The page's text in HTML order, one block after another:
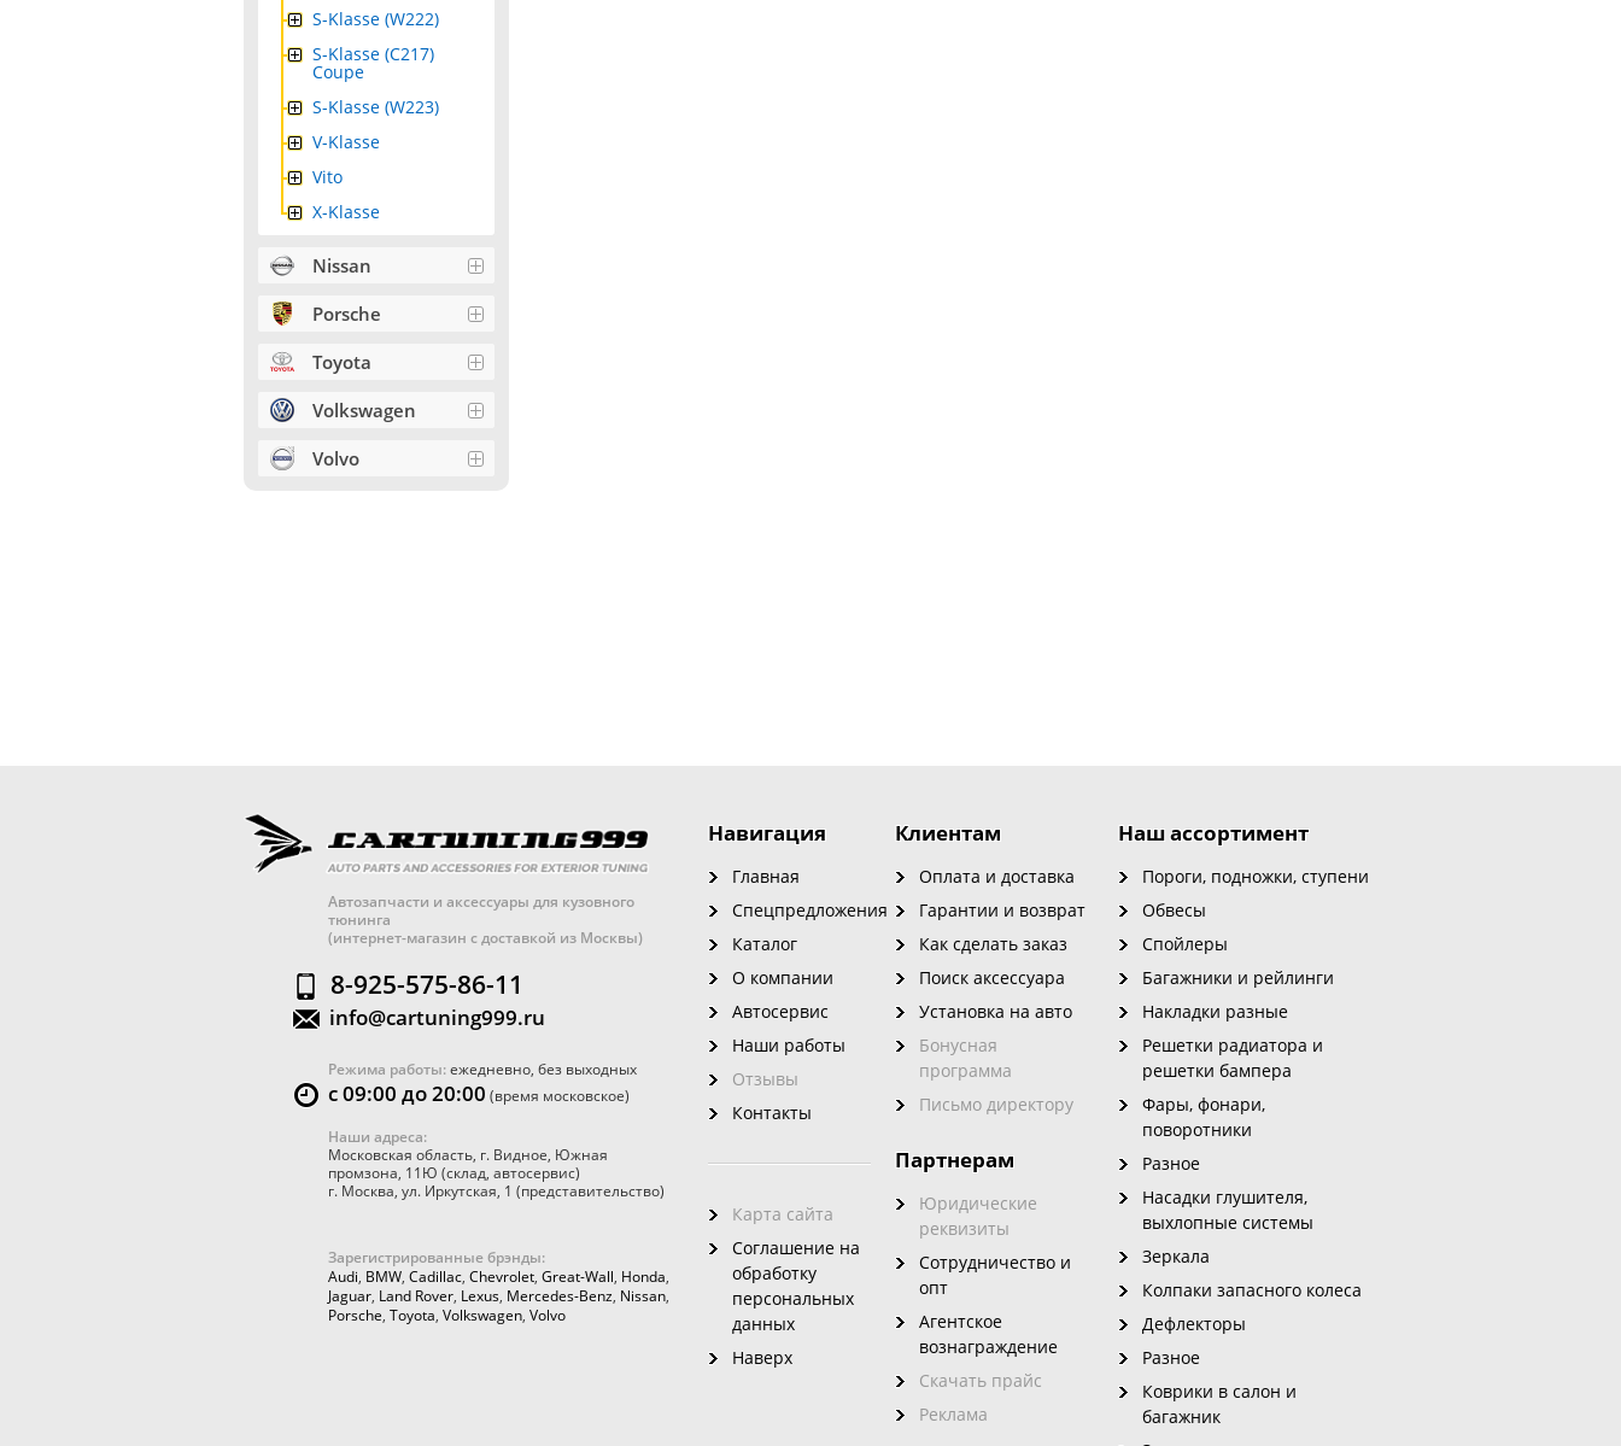
S-Klasse (W222)
S-Klasse (C217)
Coupe
S-Klasse (W223)
V-Klasse
Vito
X-Klasse
Nissan
Porsche
Toyota
Volkswagen
Volvo
Автозапчасти и аксессуары для кузовного
тюнинга
(интернет-магазин с доставкой из Москвы)
8-925-575-86-11
info@cartuning999.ru
Режима работы:ежедневно, без выходных
с 09:00 до 20:00 (время московское)
Наши адреса:
Московская область, г. Видное, Южная
промзона, 11Ю (склад, автосервис)
г. Москва, ул. Иркутская, 1 (представительство)
Зарегистрированные брэнды:
Audi, BMW, Cadillac, Chevrolet, Great-Wall, Honda,
Jaguar, Land Rover, Lexus, Mercedes-Benz, Nissan,
Porsche, Toyota, Volkswagen, Volvo
Наш ассортимент
Пороги, подножки, ступени
Обвесы
Спойлеры
Багажники и рейлинги
Накладки разные
Решетки радиатора и
решетки бампера
Фары, фонари,
поворотники
Разное
Насадки глушителя,
выхлопные системы
Зеркала
Колпаки запасного колеса
Дефлекторы
Разное
Коврики в салон и
багажник
Навигация
Главная
Спецпредложения
Каталог
О компании
Автосервис
Наши работы
Отзывы
Контакты
Карта сайта
Соглашение на
обработку
персональных
данных
Наверх
Клиентам
Оплата и доставка
Гарантии и возврат
Как сделать заказ
Поиск аксессуара
Установка на авто
Бонусная
программа
Письмо директору
Партнерам
Юридические
реквизиты
Сотрудничество и
опт
Агентское
вознаграждение
Скачать прайс
Реклама